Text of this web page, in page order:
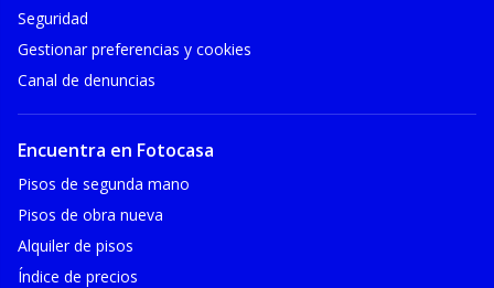
Seguridad
Gestionar preferencias y cookies
Canal de denuncias
Encuentra en Fotocasa
Pisos de segunda mano
Pisos de obra nueva
Alquiler de pisos
Índice de precios